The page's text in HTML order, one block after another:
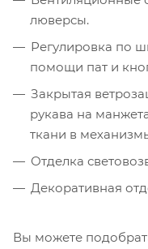
люверсы.
Регулировка по
помощи пат и
Закрытая
рукава на
ткани в
Отделка
Декоративная
Вы можете